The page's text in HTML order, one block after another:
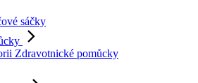
sáčky
Zdravotnické pomůcky